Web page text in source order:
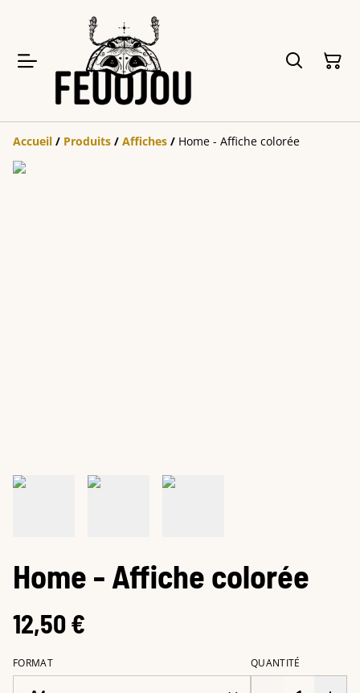
Accueil / Produits / Affiches / Home - Affiche colorée
Home - Affiche colorée
12,50 €
FORMAT QUANTITÉ